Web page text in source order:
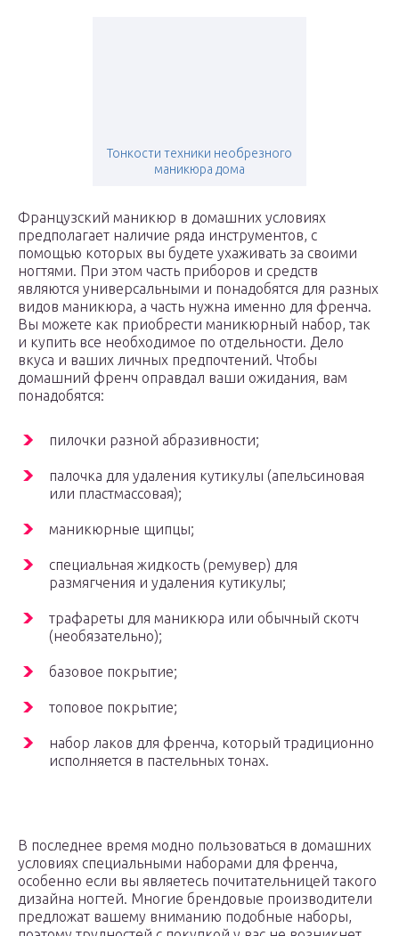
Тонкости техники необрезного
маникюра дома
Французский маникюр в домашних условиях
предполагает наличие ряда инструментов, с
помощью которых вы будете ухаживать за своими
ногтями. При этом часть приборов и средств
являются универсальными и понадобятся для разных
видов маникюра, а часть нужна именно для френча.
Вы можете как приобрести маникюрный набор, так
и купить все необходимое по отдельности. Дело
вкуса и ваших личных предпочтений. Чтобы
домашний френч оправдал ваши ожидания, вам
понадобятся:
пилочки разной абразивности;
палочка для удаления кутикулы (апельсиновая
или пластмассовая);
маникюрные щипцы;
специальная жидкость (ремувер) для
размягчения и удаления кутикулы;
трафареты для маникюра или обычный скотч
(необязательно);
базовое покрытие;
топовое покрытие;
набор лаков для френча, который традиционно
исполняется в пастельных тонах.
В последнее время модно пользоваться в домашних
условиях специальными наборами для френча,
особенно если вы являетесь почитательницей такого
дизайна ногтей. Многие брендовые производители
предложат вашему вниманию подобные наборы,